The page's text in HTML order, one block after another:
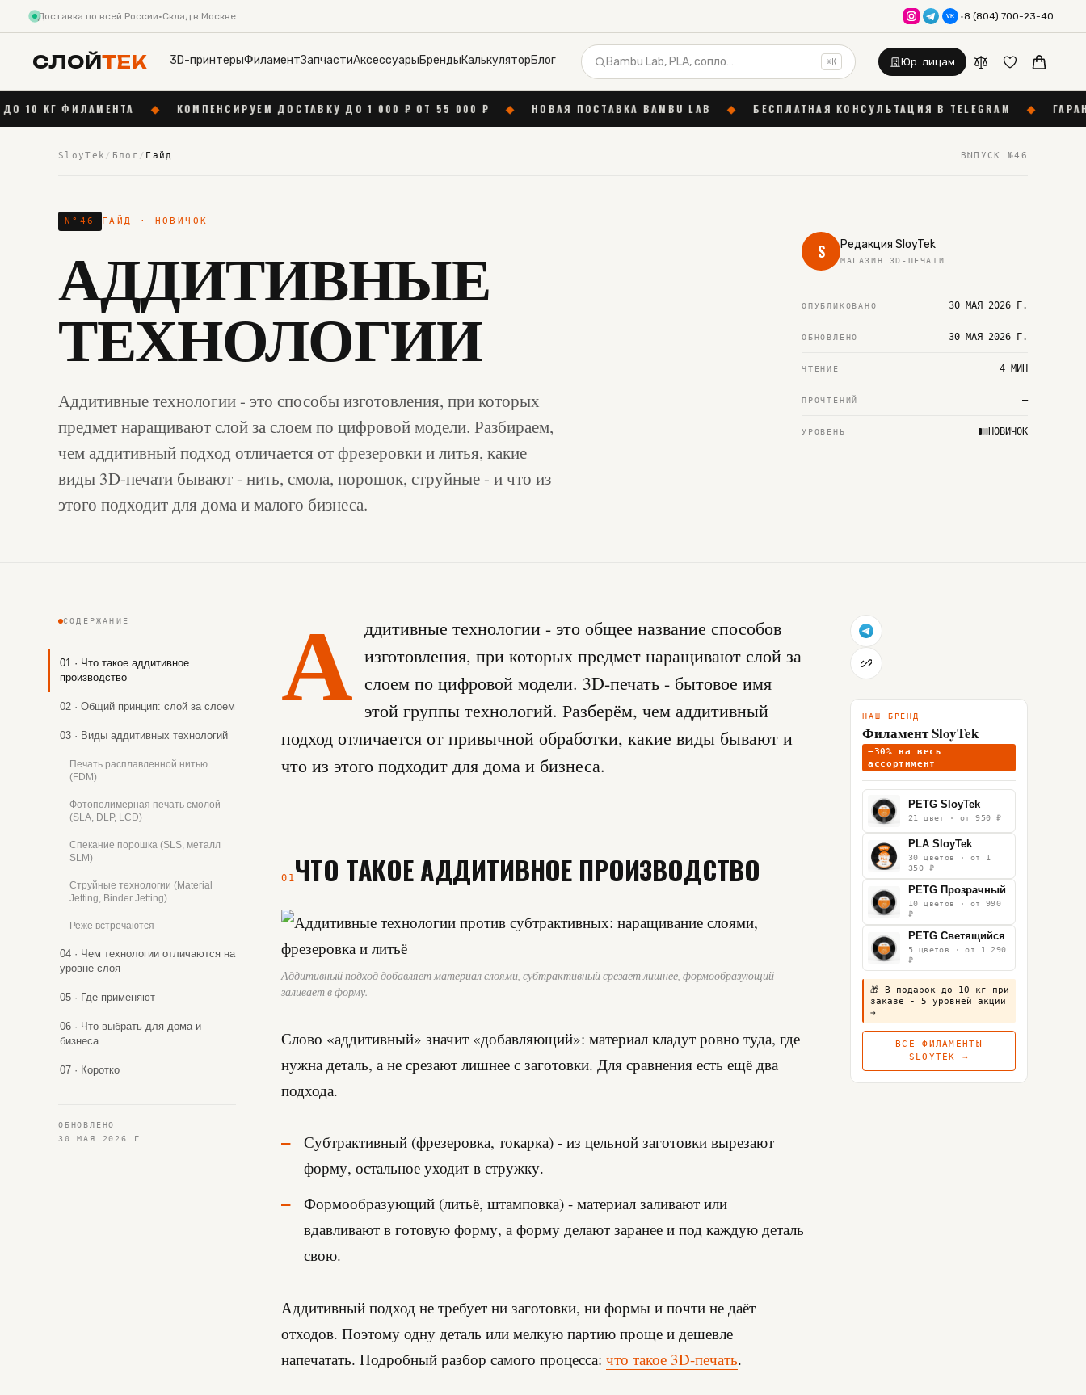
Доставка по всей России·Склад в Москве VK ·8 (804) 700-23-40
СЛОЙТЕК 3D-принтерыФиламентЗапчастиАксессуарыБрендыКалькуляторБлог ⌘K Юр. лицам
◆ КОМПЕНСИРУЕМ ДОСТАВКУ ДО 1 000 ₽ ОТ 55 000 ₽ ◆ НОВАЯ ПОСТАВКА BAMBU LAB ◆ БЕСПЛАТНАЯ КОНСУЛЬТАЦИЯ В TELEGRAM ◆ ГАРАНТИЯ 12
SloyTek / Блог / Гайд ВЫПУСК №46
N° 46 ГАЙД · НОВИЧОК
АДДИТИВНЫЕ
ТЕХНОЛОГИИ
Аддитивные технологии - это способы изготовления, при которых
предмет наращивают слой за слоем по цифровой модели. Разбираем,
чем аддитивный подход отличается от фрезеровки и литья, какие
виды 3D-печати бывают - нить, смола, порошок, струйные - и что из
этого подходит для дома и малого бизнеса.
S Редакция SloyTek
МАГАЗИН 3D-ПЕЧАТИ
ОПУБЛИКОВАНО 30 МАЯ 2026 Г.
ОБНОВЛЕНО 30 МАЯ 2026 Г.
ЧТЕНИЕ 4 МИН
ПРОЧТЕНИЙ —
УРОВЕНЬ НОВИЧОК
СОДЕРЖАНИЕ
01 · Что такое аддитивное
производство
02 · Общий принцип: слой за слоем
03 · Виды аддитивных технологий
Печать расплавленной нитью
(FDM)
Фотополимерная печать смолой
(SLA, DLP, LCD)
Спекание порошка (SLS, металл
SLM)
Струйные технологии (Material
Jetting, Binder Jetting)
Реже встречаются
04 · Чем технологии отличаются на
уровне слоя
05 · Где применяют
06 · Что выбрать для дома и
бизнеса
07 · Коротко
ОБНОВЛЕНО
30 МАЯ 2026 Г.
А ддитивные технологии - это общее название способов
изготовления, при которых предмет наращивают слой за
слоем по цифровой модели. 3D-печать - бытовое имя
этой группы технологий. Разберём, чем аддитивный
подход отличается от привычной обработки, какие виды бывают и
что из этого подходит для дома и бизнеса.
01 ЧТО ТАКОЕ АДДИТИВНОЕ ПРОИЗВОДСТВО
Аддитивный подход добавляет материал слоями, субтрактивный срезает лишнее, формообразующий
заливает в форму.
Слово «аддитивный» значит «добавляющий»: материал кладут ровно туда, где
нужна деталь, а не срезают лишнее с заготовки. Для сравнения есть ещё два
подхода.
Субтрактивный (фрезеровка, токарка) - из цельной заготовки вырезают
форму, остальное уходит в стружку.
Формообразующий (литьё, штамповка) - материал заливают или
вдавливают в готовую форму, а форму делают заранее и под каждую деталь
свою.
Аддитивный подход не требует ни заготовки, ни формы и почти не даёт
отходов. Поэтому одну деталь или мелкую партию проще и дешевле
напечатать. Подробный разбор самого процесса: что такое 3D-печать.
НАШ БРЕНД
Филамент SloyTek
−30% на весь
ассортимент
PETG SloyTek
21 цвет · от 950 ₽
PLA SloyTek
30 цветов · от 1
350 ₽
PETG Прозрачный
10 цветов · от 990
₽
PETG Светящийся
5 цветов · от 1 290
₽
🎁 В подарок до 10 кг при
заказе - 5 уровней акции
→
ВСЕ ФИЛАМЕНТЫ
SLOYTEK →